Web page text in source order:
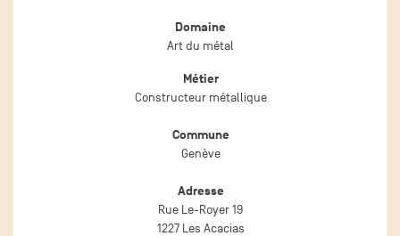
Domaine
Art du métal
Métier
Constructeur métallique
Commune
Genève
Adresse
Rue Le-Royer 19
1227 Les Acacias